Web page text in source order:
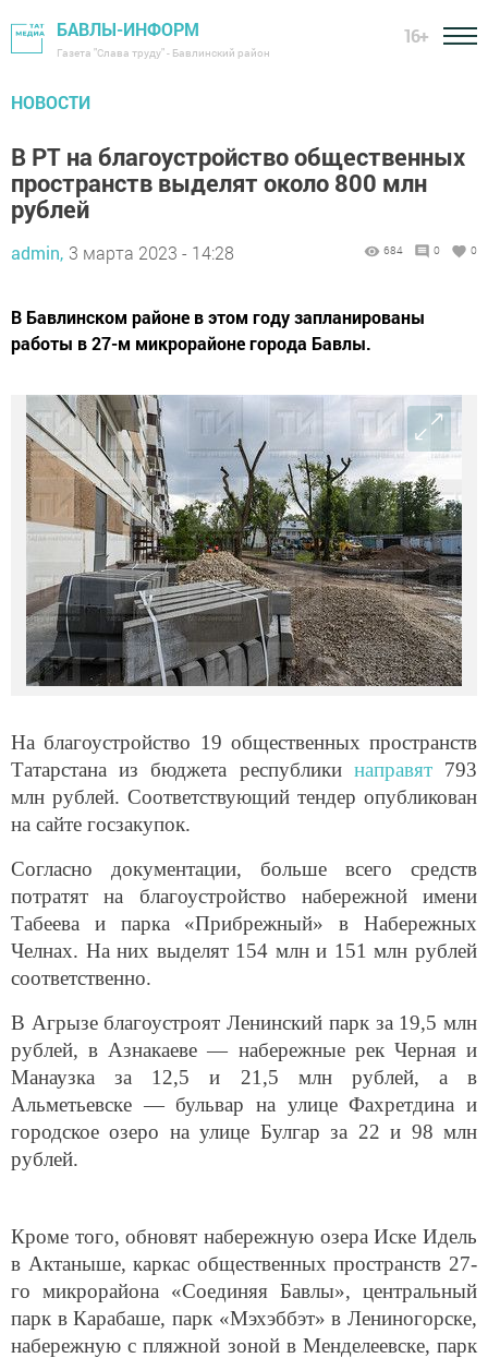
БАВЛЫ-ИНФОРМ
Газета "Слава труду" - Бавлинский район
16+
НОВОСТИ
В РТ на благоустройство общественных
пространств выделят около 800 млн
рублей
admin, 3 марта 2023 - 14:28 684 0 0
В Бавлинском районе в этом году запланированы
работы в 27-м микрорайоне города Бавлы.
На благоустройство 19 общественных пространств
Татарстана из бюджета республики направят 793
млн рублей. Соответствующий тендер опубликован
на сайте госзакупок.
Согласно документации, больше всего средств
потратят на благоустройство набережной имени
Табеева и парка «Прибрежный» в Набережных
Челнах. На них выделят 154 млн и 151 млн рублей
соответственно.
В Агрызе благоустроят Ленинский парк за 19,5 млн
рублей, в Азнакаеве — набережные рек Черная и
Манаузка за 12,5 и 21,5 млн рублей, а в
Альметьевске — бульвар на улице Фахретдина и
городское озеро на улице Булгар за 22 и 98 млн
рублей.
Кроме того, обновят набережную озера Иске Идель
в Актаныше, каркас общественных пространств 27-
го микрорайона «Соединяя Бавлы», центральный
парк в Карабаше, парк «Мэхэббэт» в Лениногорске,
набережную с пляжной зоной в Менделеевске, парк